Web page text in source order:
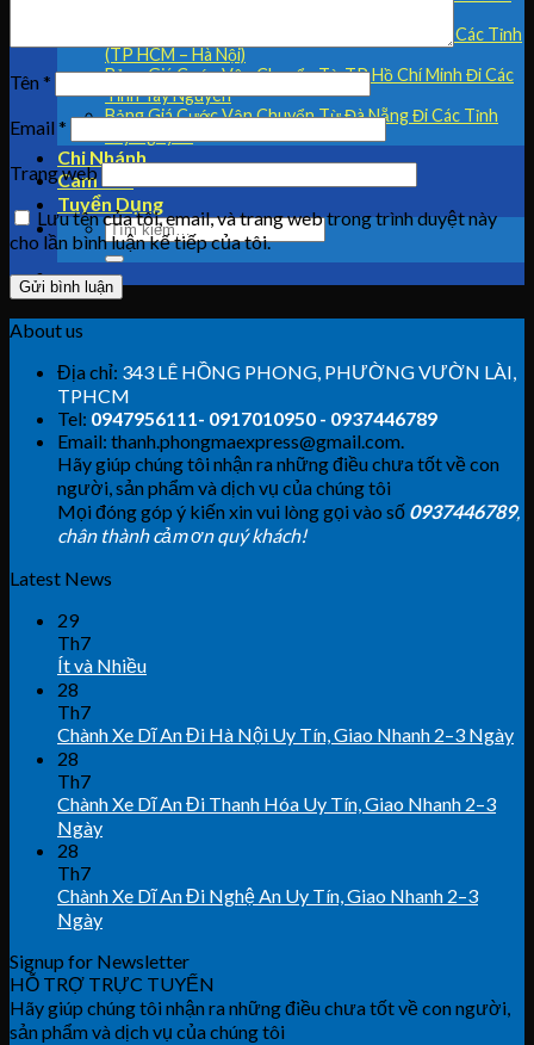
Bảng Giá Cước Vận Chuyển Từ Tây Nguyên Đi Các Tỉnh
(TP HCM – Hà Nội)
Bảng Giá Cước Vận Chuyển Từ TP Hồ Chí Minh Đi Các
Tỉnh Tây Nguyên
Bảng Giá Cước Vận Chuyển Từ Đà Nẵng Đi Các Tỉnh
Chi Nhánh
Cam Kết
Tuyển Dụng
Tên*
Email*
Trang web
Lưu tên của tôi, email, và trang web trong trình duyệt này
cho lần bình luận kế tiếp của tôi.
About us
Địa chỉ: 343 LÊ HỒNG PHONG, PHƯỜNG VƯỜN LÀI,
TPHCM
Tel: 0947956111- 0917010950 - 0937446789
Email: thanh.phongmaexpress@gmail.com.
Hãy giúp chúng tôi nhận ra những điều chưa tốt về con
người, sản phẩm và dịch vụ của chúng tôi
Mọi đóng góp ý kiến xin vui lòng gọi vào số 0937446789,
chân thành cảm ơn quý khách!
Latest News
29
Th7
Ít và Nhiều
28
Th7
Chành Xe Dĩ An Đi Hà Nội Uy Tín, Giao Nhanh 2–3 Ngày
28
Th7
Chành Xe Dĩ An Đi Thanh Hóa Uy Tín, Giao Nhanh 2–3
Ngày
28
Th7
Chành Xe Dĩ An Đi Nghệ An Uy Tín, Giao Nhanh 2–3
Ngày
Signup for Newsletter
HỖ TRỢ TRỰC TUYẾN
Hãy giúp chúng tôi nhận ra những điều chưa tốt về con người,
sản phẩm và dịch vụ của chúng tôi